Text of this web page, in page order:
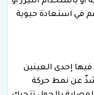
في استعادة حيوية
إحدى العينين
عن نمط حركة